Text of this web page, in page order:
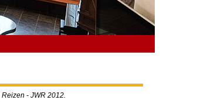
Reizen - JWR 2012.